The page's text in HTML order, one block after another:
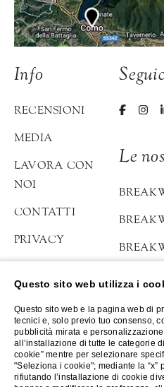
Info
RECENSIONI
MEDIA
LAVORA CON
NOI
CONTATTI
PRIVACY
ACCESSIBILITÀ
Le
©2023-2026 Breakwater
Questo sito web utilizza i
Questo sito web e la pagina web di
tecnici e, solo previo tuo consenso,
pubblicità mirata e
all’installazione di tutte le categorie
cookie” mentre per selezionare
"Seleziona i cookie"; mediante la
rifiutando l’installazione di cookie